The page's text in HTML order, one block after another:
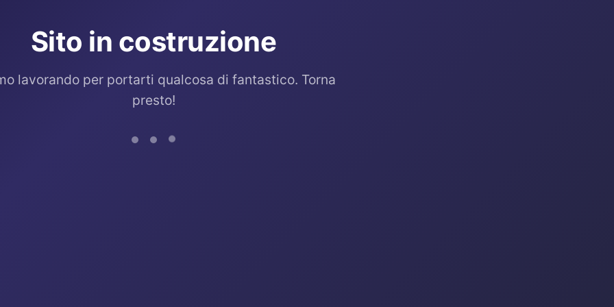
Sito in costruzione
lavorando per portarti qualcosa di fantastico. Torna
presto!